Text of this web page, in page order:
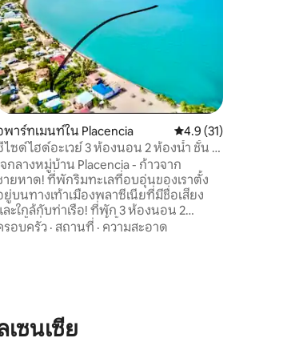
จาก 5, 62 รีวิว
พาร์ทเมนท์ใน Placencia คะแนนเฉลี่ย 4.9 จาก
4.9 (31)
ไซด์ไฮด์อะเวย์ 3 ห้องนอน 2 ห้องน้ำ ชั้น 2
ความเป็นส่วนตัว
จกลางหมู่บ้าน Placencia - ก้าวจาก
ายหาด! ที่พักริมทะเลที่อบอุ่นของเราตั้ง
ยู่บนทางเท้าเมืองพลาซีเนียที่มีชื่อเสียง
ะใกล้กับท่าเรือ! ที่พัก 3 ห้องนอน 2
องน้ำที่มีเสน่ห์แห่งนี้ตั้งอยู่ใจกลางหมู่บ้า
เพียง 200 ฟุต! เรายังมีสมาชิกวีไอพีที่บีชคลับ
ล รวมถึงบริการรถรับส่งฟรี
รอบครัว · สถานที่ · ความสะอาด
ซนเซีย